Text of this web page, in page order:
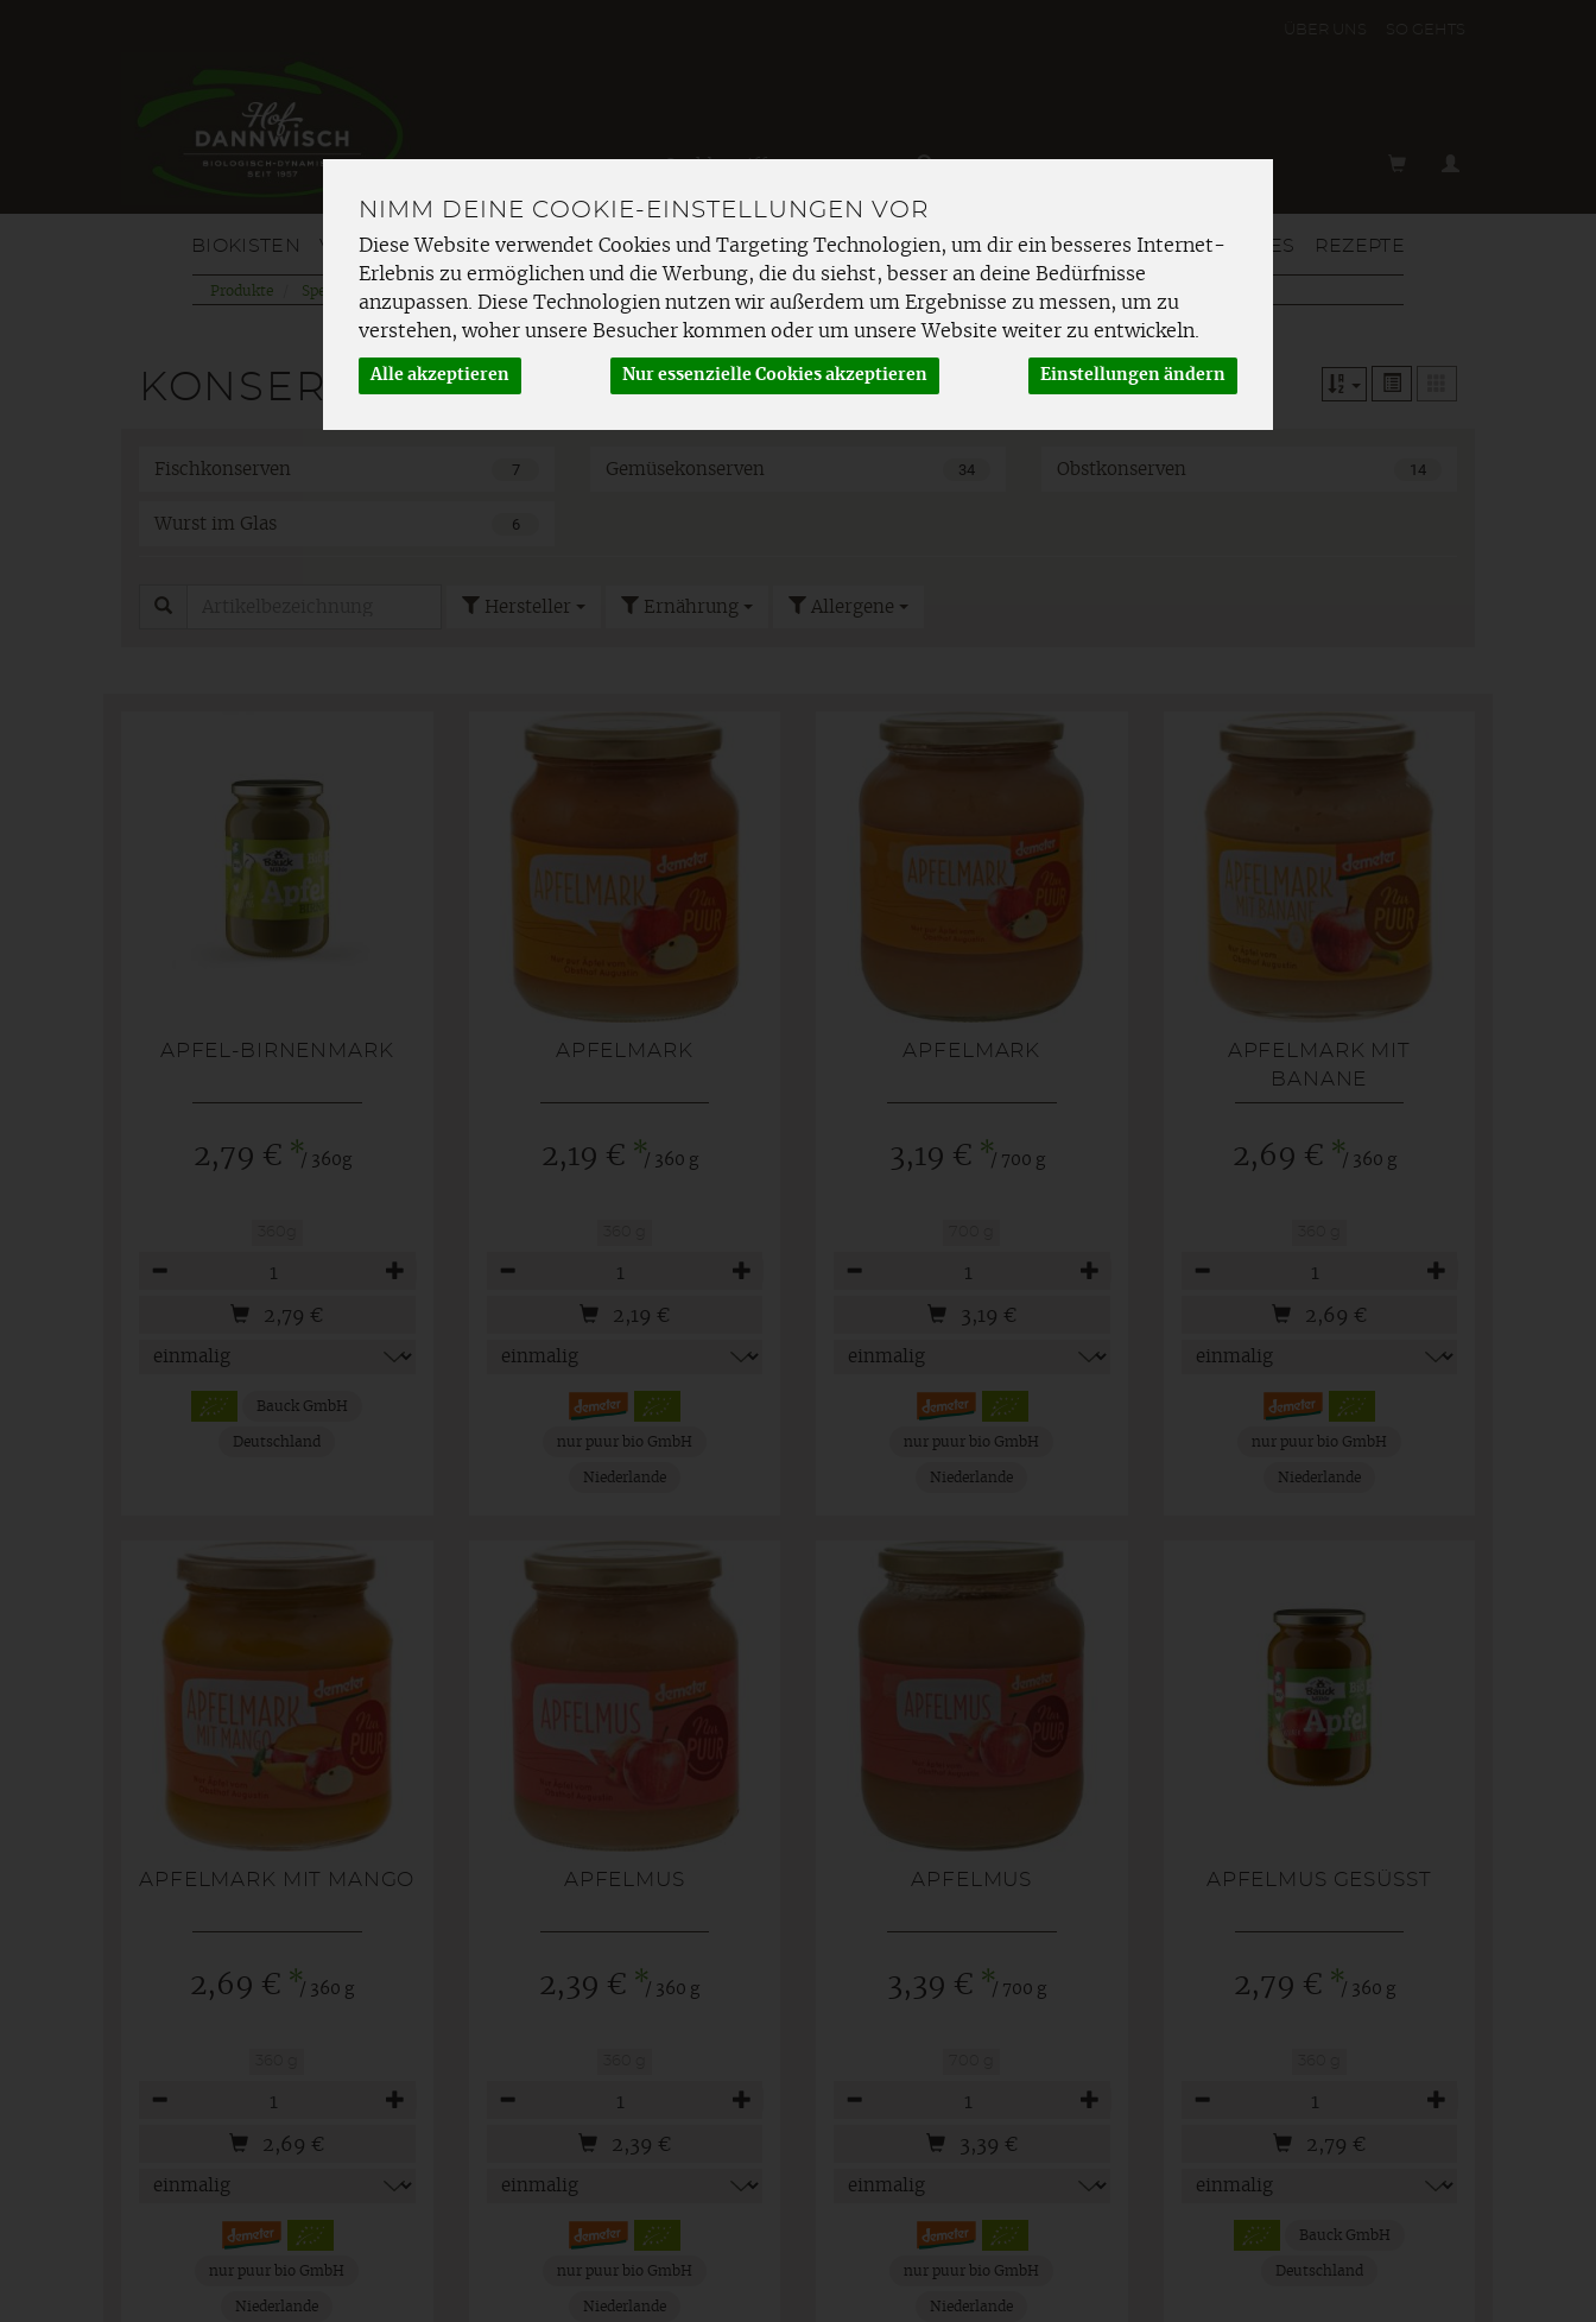
NIMM DEINE COOKIE-EINSTELLUNGEN VOR
Diese Website verwendet Cookies und Targeting Technologien, um dir ein besseres Internet-
Erlebnis zu ermöglichen und die Werbung, die du siehst, besser an deine Bedürfnisse
anzupassen. Diese Technologien nutzen wir außerdem um Ergebnisse zu messen, um zu
verstehen, woher unsere Besucher kommen oder um unsere Website weiter zu entwickeln.
Alle akzeptieren Nur essenzielle Cookies akzeptieren Einstellungen ändern
BIOKISTEN VOM HOF OBST GEMÜSE FRISCHETHEKE SPEISEKAMMER HAUSHALT & MEHR AKTUELLES REZEPTE
Produkte Speisekammer
KONSERVIERTES
7
Fischkonserven 34
Gemüsekonserven 14
Obstkonserven
6
Wurst im Glas
Hersteller Ernährung Allergene
APFEL-BIRNENMARK
2,79 € */ 360g
2,79 €
Bauck GmbH
Deutschland
APFELMARK
2,19 € */ 360 g
2,19 €
nur puur bio GmbH
Niederlande
APFELMARK
3,19 € */ 700 g
3,19 €
nur puur bio GmbH
Niederlande
APFELMARK MIT
BANANE
2,69 € */ 360 g
2,69 €
nur puur bio GmbH
Niederlande
APFELMARK MIT MANGO
2,69 € */ 360 g
2,69 €
nur puur bio GmbH
Niederlande
APFELMUS
2,39 € */ 360 g
2,39 €
nur puur bio GmbH
Niederlande
APFELMUS
3,39 € */ 700 g
3,39 €
nur puur bio GmbH
Niederlande
APFELMUS GESÜSST
2,79 € */ 360 g
2,79 €
Bauck GmbH
Deutschland